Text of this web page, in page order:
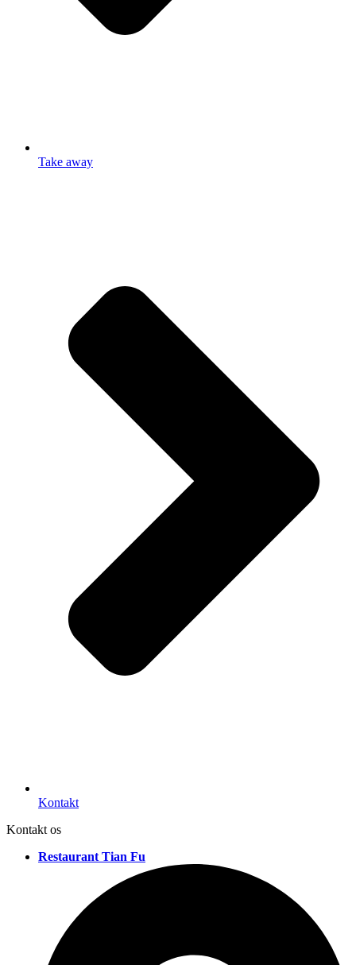
Take away
Kontakt
Kontakt os
Restaurant Tian Fu